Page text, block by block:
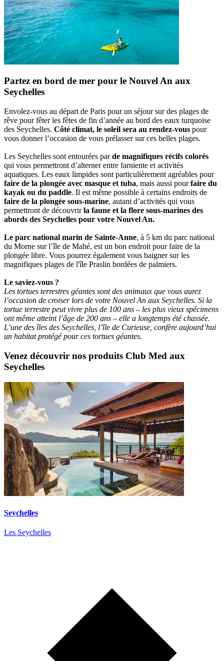
Partez en bord de mer pour le Nouvel An aux
Seychelles
Envolez-vous au départ de Paris pour un séjour sur des plages de
rêve pour fêter les fêtes de fin d’année au bord des eaux turquoise
des Seychelles. Côté climat, le soleil sera au rendez-vous pour
vous donner l’occasion de vous prélasser sur ces belles plages.
Les Seychelles sont entourées parde magnifiques récifs colorés
qui vous permettront d’alterner entre farniente et activités
aquatiques. Les eaux limpides sont particulièrement agréables pour
faire de la plongée avec masque et tuba, mais aussi pourfaire du
kayak ou du paddle. Il est même possible à certains endroits de
faire de la plongée sous-marine, autant d’activités qui vous
permettront de découvrirla faune et la flore sous-marines des
abords des Seychelles pour votre Nouvel An.
Le parc national marin de Sainte-Anne, à 5 km du parc national
du Morne sur l’île de Mahé, est un bon endroit pour faire de la
plongée libre. Vous pourrez également vous baigner sur les
magnifiques plages de l'île Praslin bordées de palmiers.
Le saviez-vous ?
Les tortues terrestres géantes sont des animaux que vous aurez
l’occasion de croiser lors de votre Nouvel An aux Seychelles. Si la
tortue terrestre peut vivre plus de 100 ans – les plus vieux spécimens
ont même atteint l’âge de 200 ans – elle a longtemps été chassée.
L’une des îles des Seychelles, l’île de Curieuse, confère aujourd’hui
un habitat protégé pour ces tortues géantes.
Venez découvrir nos produits Club Med aux
Seychelles
Seychelles
Les Seychelles